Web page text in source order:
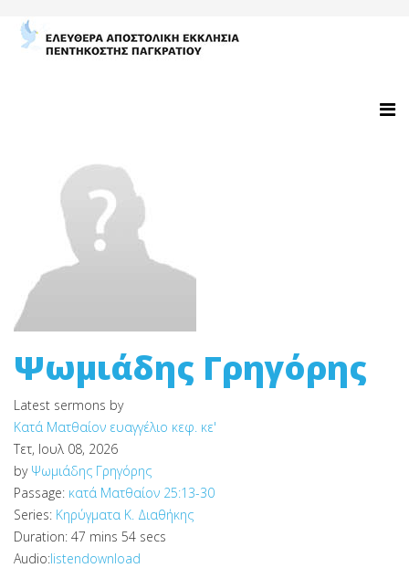
Ψωμιάδης Γρηγόρης
Latest sermons by
Κατά Ματθαίον ευαγγέλιο κεφ. κε'
Τετ, Ιουλ 08, 2026
by Ψωμιάδης Γρηγόρης
Passage: κατά Ματθαίον 25:13-30
Series: Κηρύγματα Κ. Διαθήκης
Duration: 47 mins 54 secs
Audio:listendownload